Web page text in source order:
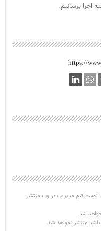
اجرا برسانیم.
توسط تیم مدیریت در وب منتشر
شد.
باشد منتشر نخواهد شد.